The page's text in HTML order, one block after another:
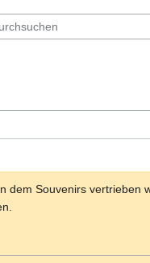
dem Souvenirs vertrieben